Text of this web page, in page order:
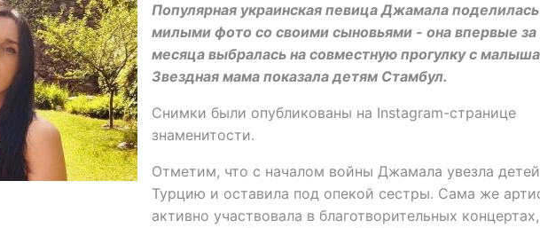
Популярная украинская певица Джамала поделилась
милыми фото со своими сыновьями - она впервые за
месяца выбралась на совместную прогулку с
Звездная мама показала детям Стамбул.
Снимки были опубликованы на Instagram-странице
знаменитости.
Отметим, что с началом войны Джамала увезла
Турцию и оставила под опекой сестры. Сама же
активно участвовала в благотворительных